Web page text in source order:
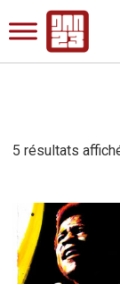
5 résultats